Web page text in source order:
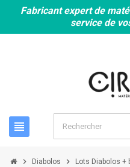
Fabricant expert de
service de
view_headline
chevron_right Diabolos chevron_right Lots Diabolos +